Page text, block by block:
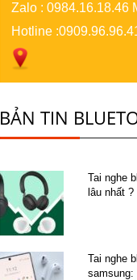
Zalo : 0984.16.18.46
Hotline :
BẢN TIN
Tai nghe
lâu nhất ?
Tai nghe
samsung: